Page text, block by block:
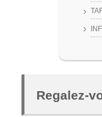
Regalez-